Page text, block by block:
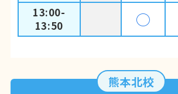
※4回の体験を受けずに、
1
験日に当日入会された方限定
オトクなこの機会にパソコン
る」ことを増やしましょう！
13:00-
13:50
◯
熊本北校